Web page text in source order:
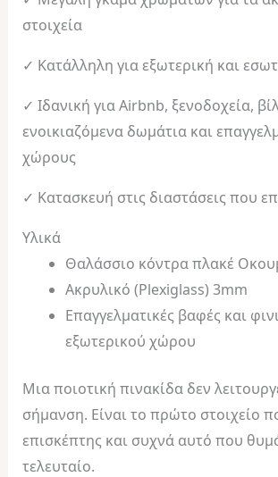
στοιχεία
✓ Κατάλληλη για εξωτερική και
✓ Ιδανική για Airbnb, ξενοδοχεία,
ενοικιαζόμενα δωμάτια και
χώρους
✓ Κατασκευή στις διαστάσεις που
Υλικά
Θαλάσσιο κόντρα πλακέ
Ακρυλικό (Plexiglass) 3mm
Επαγγελματικές βαφές και
εξωτερικού χώρου
Μια ποιοτική πινακίδα δεν
σήμανση. Είναι το πρώτο στοιχείο
επισκέπτης και συχνά αυτό που
τελευταίο.